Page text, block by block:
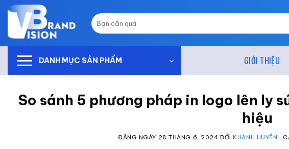
Skip
content
Tìm
kiếm:
DANH MỤC SẢN PHẨM GIỚI THIỆU
So sánh 5 phương pháp in logo lên ly
hiệu
ĐĂNG NGÀY 28 THÁNG 6, 2024BỞIKHÁNH HUYỀN ,